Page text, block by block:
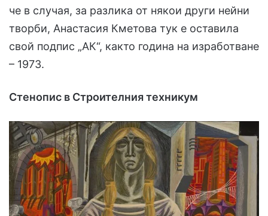
че в случая, за разлика от някои други нейни
творби, Анастасия Кметова тук е оставила
свой подпис „АК“, както година на изработване
– 1973.
Стенопис в Строителния техникум